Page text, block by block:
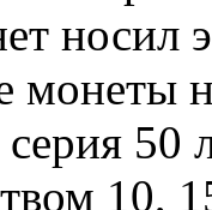
носил
50
10,